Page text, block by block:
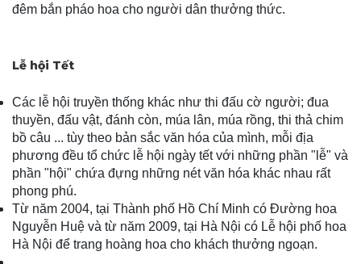
đêm bắn pháo hoa cho người dân thưởng thức.
Lễ hội Tết
Các lễ hội truyền thống khác như thi đấu cờ người; đua
thuyền, đấu vật, đánh còn, múa lân, múa rồng, thi thả chim
bồ câu ... tùy theo bản sắc văn hóa của mình, mỗi địa
phương đều tổ chức lễ hội ngày tết với những phần "lễ" và
phần "hội" chứa đựng những nét văn hóa khác nhau rất
phong phú.
Từ năm 2004, tại Thành phố Hồ Chí Minh có Đường hoa
Nguyễn Huệ và từ năm 2009, tại Hà Nội có Lễ hội phố hoa
Hà Nội để trang hoàng hoa cho khách thưởng ngoạn.